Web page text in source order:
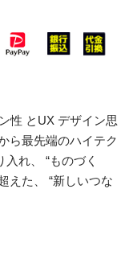
性 とUX デザイン思
ら最先端のハイテク
れ、 “ものづく
えた、 “新しいつな